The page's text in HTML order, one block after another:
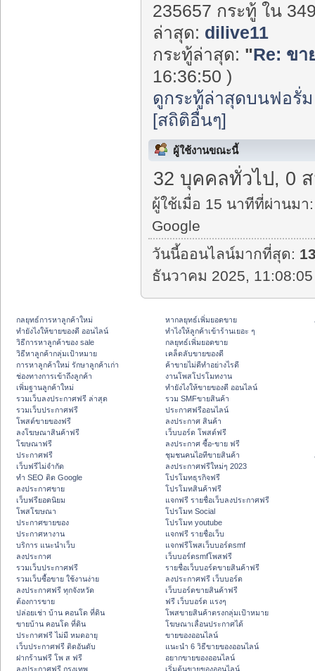
235657 กระทู้ ใน
ล่าสุด: dilive11
กระทู้ล่าสุด: "Re: ขา
16:36:50 )
ดูกระทู้ล่าสุดบนฟอรั่ม
[สถิติอื่นๆ]
ผู้ใช้งานขณะนี้
32 บุคคลทั่วไป, 0
ผู้ใช้เมื่อ 15 นาทีที่ผ่านมา:
Google
วันนี้ออนไลน์มากที่สุด:
ธันวาคม 2025,
กลยุทธ์การหาลูกค้าใหม่
ทํายังไงให้ขายของดี ออนไลน์
วิธีการหาลูกค้าของ sale
วิธีหาลูกค้ากลุ่มเป้าหมาย
การหาลูกค้าใหม่ รักษาลูกค้าเก่า
ช่องทางการเข้าถึงลูกค้า
เพิ่มฐานลูกค้าใหม่
รวมเว็บลงประกาศฟรี ล่าสุด
รวมเว็บประกาศฟรี
โพสต์ขายของฟรี
ลงโฆษณาสินค้าฟรี
โฆษณาฟรี
ประกาศฟรี
เว็บฟรีไม่จำกัด
ทำ SEO ติด Google
ลงประกาศขาย
เว็บฟรียอดนิยม
โพสโฆษณา
ประกาศขายของ
ประกาศหางาน
บริการ แนะนำเว็บ
ลงประกาศ
รวมเว็บประกาศฟรี
รวมเว็บซื้อขาย ใช้งานง่าย
ลงประกาศฟรี ทุกจังหวัด
ต้องการขาย
ปล่อยเช่า บ้าน คอนโด ที่ดิน
ขายบ้าน คอนโด ที่ดิน
ประกาศฟรี ไม่มี หมดอายุ
เว็บประกาศฟรี ติดอันดับ
ฝากร้านฟรี โพ ส ฟรี
ลงประกาศฟรี กรุงเทพ
หากลยุทธ์เพิ่มยอดขาย
ทําไงให้ลูกค้าเข้าร้านเยอะ ๆ
กลยุทธ์เพิ่มยอดขาย
เคล็ดลับขายของดี
ค้าขายไม่ดีทำอย่างไรดี
งานโพสโปรโมทงาน
ทํายังไงให้ขายของดี ออนไลน์
รวม SMFขายสินค้า
ประกาศฟรีออนไลน์
ลงประกาศ สินค้า
เว็บบอร์ด โพสต์ฟรี
ลงประกาศ ซื้อ-ขาย ฟรี
ชุมชนคนไอทีขายสินค้า
ลงประกาศฟรีใหม่ๆ 2023
โปรโมทธุรกิจฟรี
โปรโมทสินค้าฟรี
แจกฟรี รายชื่อเว็บลงประกาศฟรี
โปรโมท Social
โปรโมท youtube
แจกฟรี รายชื่อเว็บ
แจกฟรีโพสเว็บบอร์ดsmf
เว็บบอร์ดsmfโพสฟรี
รายชื่อเว็บบอร์ดขายสินค้าฟรี
ลงประกาศฟรี เว็บบอร์ด
เว็บบอร์ดขายสินค้าฟรี
ฟรี เว็บบอร์ด แรงๆ
โพสขายสินค้าตรงกลุ่มเป้าหมาย
โฆษณาเลื่อนประกาศได้
ขายของออนไลน์
แนะนำ 6 วิธีขายของออนไลน์
อยากขายของออนไลน์
เริ่มต้นขายของออนไลน์